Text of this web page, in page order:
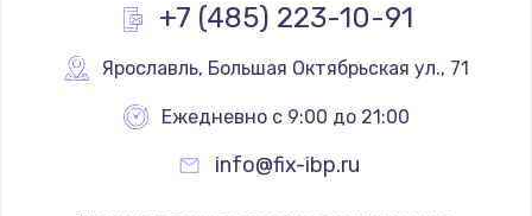
+7 (485) 223-10-91
Ярославль, Большая Октябрьская ул., 71
Ежедневно с 9:00 до 21:00
info@fix-ibp.ru